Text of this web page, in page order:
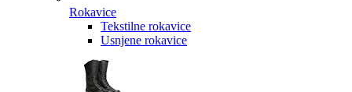
Rokavice
Tekstilne rokavice
Usnjene rokavice